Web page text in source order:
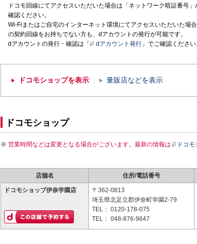
ドコモ回線にてアクセスいただいた場合は「ネットワーク暗証番号
確認ください。
Wi-Fiまたはご自宅のインターネット環境にてアクセスいただいた場
の契約回線をお持ちでない方も、dアカウントの発行が可能です。
dアカウントの発行・確認は「
dアカウント発行 」でご確認ください
ドコモショップを表示 量販店などを表示
ドコモショップ
営業時間などは変更となる場合がございます。最新の情報は ドコ
店舗名 住所/電話番号
ドコモショップ伊奈学園店
〒362-0813
埼玉県北足立郡伊奈町学園2-79
TEL： 0120-178-075
TEL： 048-876-9647